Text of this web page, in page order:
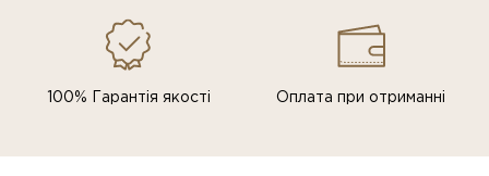
100% Гарантія якості Оплата при отриманні